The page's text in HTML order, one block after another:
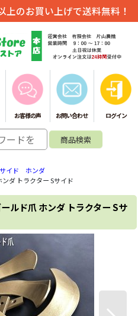
上のお買い上げで送料無料！
お客様の声 お問い合わせ ログイン
サイド ホンダ
ダ トラクター Sサイド
ルド爪 ホンダ トラクター Sサ